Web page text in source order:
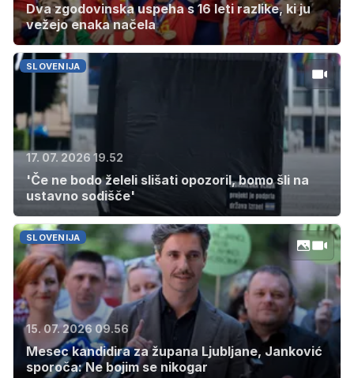
Dva zgodovinska uspeha s 16 leti razlike, ki ju
vežejo enaka načela
SLOVENIJA
17. 07. 2026 19.52
'Če ne bodo želeli slišati opozoril, bomo šli na
ustavno sodišče'
SLOVENIJA
15. 07. 2026 09.56
Mesec kandidira za župana Ljubljane, Janković
sporoča: Ne bojim se nikogar